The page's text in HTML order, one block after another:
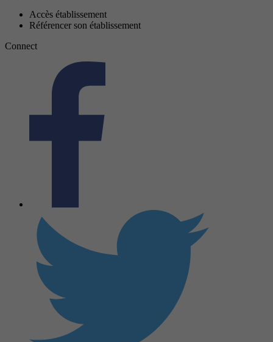
Accès établissement
Référencer son établissement
Connect